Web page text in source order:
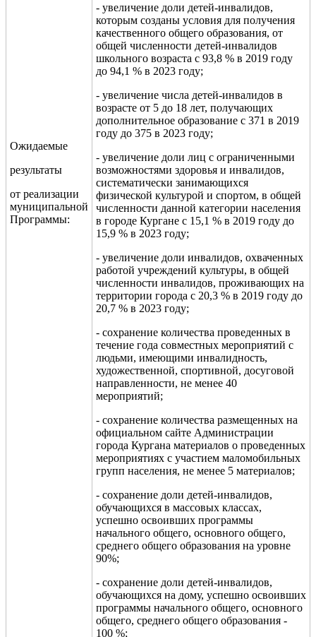
Ожидаемые
результаты
от реализации
муниципальной
Программы:
- увеличение доли детей-инвалидов,
которым созданы условия для получения
качественного общего образования, от
общей численности детей-инвалидов
школьного возраста с 93,8 % в 2019 году
до 94,1 % в 2023 году;
- увеличение числа детей-инвалидов в
возрасте от 5 до 18 лет, получающих
дополнительное образование с 371 в 2019
году до 375 в 2023 году;
- увеличение доли лиц с ограниченными
возможностями здоровья и инвалидов,
систематически занимающихся
физической культурой и спортом, в общей
численности данной категории населения
в городе Кургане с 15,1 % в 2019 году до
15,9 % в 2023 году;
- увеличение доли инвалидов, охваченных
работой учреждений культуры, в общей
численности инвалидов, проживающих на
территории города с 20,3 % в 2019 году до
20,7 % в 2023 году;
- сохранение количества проведенных в
течение года совместных мероприятий с
людьми, имеющими инвалидность,
художественной, спортивной, досуговой
направленности, не менее 40
мероприятий;
- сохранение количества размещенных на
официальном сайте Администрации
города Кургана материалов о проведенных
мероприятиях с участием маломобильных
групп населения, не менее 5 материалов;
- сохранение доли детей-инвалидов,
обучающихся в массовых классах,
успешно освоивших программы
начального общего, основного общего,
среднего общего образования на уровне
90%;
- сохранение доли детей-инвалидов,
обучающихся на дому, успешно освоивших
программы начального общего, основного
общего, среднего общего образования -
100 %;